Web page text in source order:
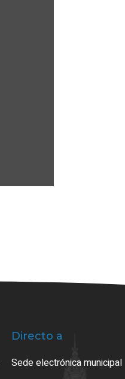
Directo a
Sede electrónica municipal